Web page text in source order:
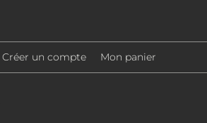
Créer un compte Mon panier